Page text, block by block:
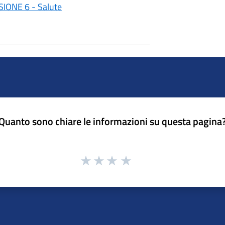
6 - Salute
sono chiare le informazioni su questa